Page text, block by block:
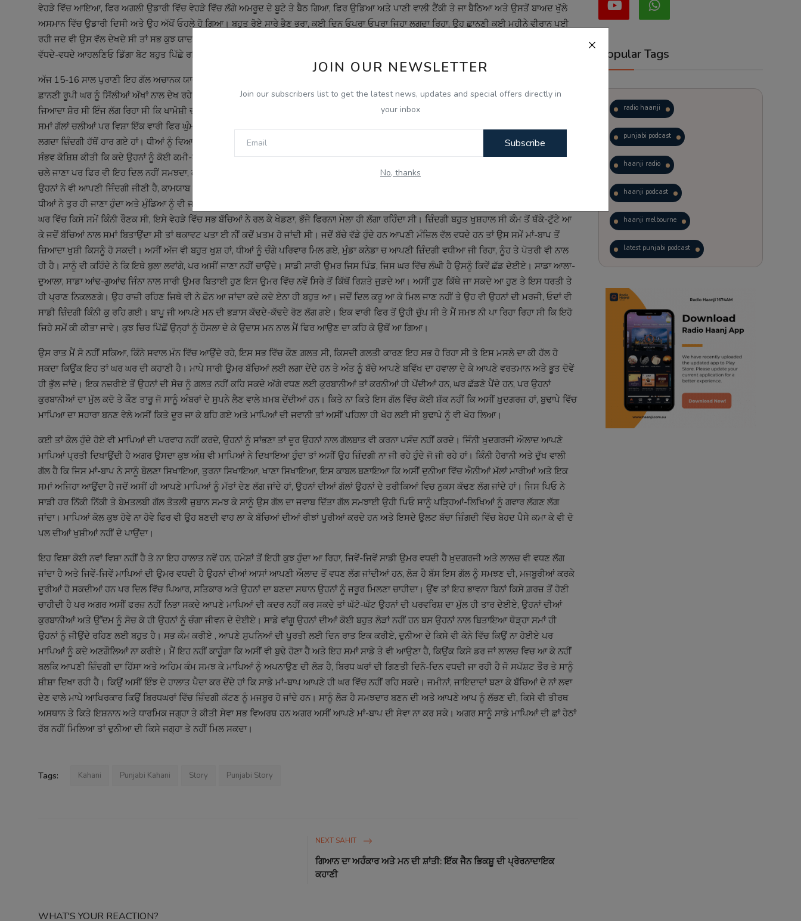
JOIN OUR NEWSLETTER
Join our subscribers list to get the latest news, updates and special offers directly in
your inbox
Subscribe
No, thanks
ਵੇਹੜੇ ਵਿੱਚ ਆਇਆ, ਫਿਰ ਅਗਲੀ ਉਡਾਰੀ ਵਿੱਚ ਵੇਹੜੇ ਵਿੱਚ ਲੱਗੇ ਅਮਰੂਦ ਦੇ ਬੂਟੇ ਤੇ ਬੈਠ ਗਿਆ, ਫਿਰ ਉਡਿਆ ਅਤੇ ਪਾਣੀ ਵਾਲੀ ਟੈਂਕੀ ਤੇ ਜਾ ਬੈਠਿਆ ਅਤੇ ਉਸਤੋਂ ਬਾਅਦ ਖੁੱਲੇ
ਅਸਮਾਨ ਵਿੱਚ ਉਡਾਰੀ ਦਿਸੀ ਅਤੇ ਉਹ ਅੱਖੋਂ ਓਹਲੇ ਹੋ ਗਿਆ। ਬਹੁਤ ਰੋਏ ਸਾਰੇ ਭੈਣ ਭਰਾ, ਕਈ ਦਿਨ ਓਪਰਾ ਓਪਰਾ ਜਿਹਾ ਲਗਦਾ ਰਿਹਾ, ਉਹ ਛਾਨਣੀ ਕਈ ਮਹੀਨੇ ਵੀਰਾਨ ਪਈ
ਰਹੀ ਜਦ ਵੀ ਉਸ ਵੱਲ ਦੇਖਦੇ ਸੀ ਤਾਂ ਸਭ ਕੁਝ ਯਾਦ ਆ ਜਾਂਦਾ ਸੀ ਇਸ ਲਈ ਉਸਨੂੰ ਵੇਖਣਾ ਹੀ ਛੱਡ ਦਿੱਤਾ। ਹੌਲੇ ਹੌਲੇ ਅਸੀਂ ਵੀ ਵੱਡੇ ਹੁੰਦੇ ਗਏ ਅਤੇ ਜ਼ਿੰਦਗੀ ਦੇ ਸਫਰ ਵਿੱਚ ਅੱਗੇ
ਵੱਧਦੇ-ਵਧਦੇ ਆਹਲਣਿਓ ਡਿੱਗਾ ਬੋਟ ਬਹੁਤ ਪਿੱਛੇ ਰਹਿ ਗਿਆ।
ਅੱਜ 15-16 ਸਾਲ ਪੁਰਾਣੀ ਇਹ ਗੱਲ ਅਚਾਨਕ ਯਾਦ ਆ ਗਈ ਜਦੋਂ ਇਕ ਲਾਚਾਰ ਮਾਪੇ ਆਪਣੇ ਬੱਚਿਆਂ ਦੀ ਜ਼ਿੰਦਗੀ ਬਣਾ ਕੇ, ਉਹਨਾਂ ਨੂੰ ਉਡਣਾ ਸਿਖਾ ਕੇ ਵੇਹੜੇ ਵਿੱਚ ਬੈਠੇ ਉਸ
ਛਾਨਣੀ ਰੂਪੀ ਘਰ ਨੂੰ ਸਿੱਲੀਆਂ ਅੱਖਾਂ ਨਾਲ ਦੇਖ ਰਹੇ ਸਨ ਅਤੇ ਭਰੇ ਹੋਏ ਗਲੇ ਨਾਲ ਬਹੁਤ ਕੁਝ ਕਹਿਣਾ ਚਾਉਂਦੇ ਹੋਏ ਵੀ ਖਾਮੋਸ਼ ਸਨ। ਸਭ ਚੁੱਪ ਸਨ ਪਰ ਫਿਰ ਵੀ ਅੰਦਰ ਬਹੁਤ
ਜਿਆਦਾ ਸ਼ੋਰ ਸੀ ਇੰਜ ਲੱਗ ਰਿਹਾ ਸੀ ਕਿ ਖਾਮੋਸ਼ੀ ਦੀਆਂ ਚੀਕਾਂ ਕੰਨਾਂ ਦੇ ਪਰਦੇ ਪਾੜ ਦੇਣਗੀਆਂ। ਫ਼ਿਰ ਮਾਹੌਲ ਬਦਲਣ ਲਈ ਮੈਂ ਇਧਰ-ਉਧਰ ਦੀਆਂ ਗੱਲਾਂ ਛੇੜ ਦਿੱਤੀਆਂ। ਥੋੜਾ
ਸਮਾਂ ਗੱਲਾਂ ਚਲੀਆਂ ਪਰ ਵਿਸ਼ਾ ਇੱਕ ਵਾਰੀ ਫਿਰ ਘੁੰਮ ਕੇ ਉਸ ਸ਼ਾਂਤੀ ਵੱਲ ਚਲਾ ਗਿਆ। ਬਾਪੂ ਜੀ ਬੋਲੇ ਪੁੱਤਰਾ ਜ਼ਿੰਦਗੀ ਦੇ ਇਸ ਮੋੜ ਤੇ ਆ ਕੇ ਲੁੱਟੇ ਜਿਹੇ ਮਹਿਸੂਸ ਕਰ ਰਹੇ ਹਾਂ, ਏਦਾਂ
ਲਗਦਾ ਜ਼ਿੰਦਗੀ ਹੱਥੋਂ ਹਾਰ ਗਏ ਹਾਂ। ਧੀਆਂ ਨੂੰ ਵਿਆਹ ਕੇ ਉਹਨਾਂ ਦੇ ਘਰ ਤੋਰ ਦਿੱਤਾ ਤੇ ਪੁੱਤ ਵਿਦੇਸ਼ ਚਲਾ ਗਿਆ। ਸਾਰੀ ਉਮਰ ਲਗਾ ਦਿੱਤੀ ਉਹਨਾਂ ਦੀ ਜਿੰਦਗੀ ਬਣਾਉਣ ਲਈ, ਹਰ
ਸੰਭਵ ਕੋਸ਼ਿਸ਼ ਕੀਤੀ ਕਿ ਕਦੇ ਉਹਨਾਂ ਨੂੰ ਕੋਈ ਕਮੀ-ਪੇਸ਼ੀ ਨਾ ਰਹੇ। ਚਲੋ ਉਂਞ ਤਾਂ ਸਾਰੇ ਮਾਪੇ ਹੀ ਕਰਦੇ ਹਨ ਅਸੀਂ ਕੁਝ ਵੱਖਰਾ ਨੀ ਕੀਤਾ ਤੇ ਸਾਨੂੰ ਪਤਾ ਵੀ ਸੀ ਕਿ ਇੰਜ ਹੀ ਹੋਣਾ ਸਭ ਨੇ
ਚਲੇ ਜਾਣਾ ਪਰ ਫਿਰ ਵੀ ਇਹ ਦਿਲ ਨਹੀਂ ਸਮਝਦਾ, ਕੱਲਿਆਂ ਨੂੰ ਇਹ ਘਰ ਖਾਣ ਨੂੰ ਆਉਂਦਾ। ਸਾਰਾ ਦਿਨ ਇਕ ਅਜੀਬ ਜਿਹੀ ਚੁੱਪ ਛਾਈ ਰਹਿੰਦੀ ਹੈ। ਅਸੀਂ ਬੱਚਿਆਂ ਨੂੰ ਦੋਸ਼ ਨਹੀਂ ਦੇਂਦੇ
ਉਹਨਾਂ ਨੇ ਵੀ ਆਪਣੀ ਜਿੰਦਗੀ ਜੀਣੀ ਹੈ, ਕਾਮਯਾਬ ਹੋਣ ਹੈ ਘਰ ਵਿੱਚ ਰਹਿ ਕੇ ਸਰਦਾ ਵੀ ਨਹੀਂ, ਪਰ ਸਾਡਾ ਕੱਲਿਆਂ ਦਾ ਵੀ ਉਹਨਾਂ ਤੋਂ ਬਿਨਾਂ ਕੀ ਜੀਣਾ। ਦੁਨੀਆਂ ਦਾ ਦਸਤੂਰ ਆ ਕਿ
ਧੀਆਂ ਨੇ ਤੁਰ ਹੀ ਜਾਣਾ ਹੁੰਦਾ ਅਤੇ ਮੁੰਡਿਆ ਨੂੰ ਵੀ ਜਾਣਾ ਪੈਂਦਾ ਕੰਮਾਂ-ਕਾਰਾਂ ਲਈ। ਇਹ ਕੋਈ ਨਵੀਂ ਗੱਲ ਨਹੀਂ ਹੈ ਜੋ ਸਾਡੇ ਨਾਲ ਹੋਈ ਹੈ। ਪਰ ਪੁੱਤਰਾ ਯਾਦ ਬਹੁਤ ਆਉਂਦੀ ਐ, ਇਸ
ਘਰ ਵਿੱਚ ਕਿਸੇ ਸਮੇਂ ਕਿੰਨੀ ਰੌਣਕ ਸੀ, ਇਸੇ ਵੇਹੜੇ ਵਿੱਚ ਸਭ ਬੱਚਿਆਂ ਨੇ ਰਲ ਕੇ ਖੇਡਣਾ, ਭੱਜੇ ਫਿਰਨਾ! ਮੇਲਾ ਹੀ ਲੱਗਾ ਰਹਿੰਦਾ ਸੀ। ਜ਼ਿੰਦਗੀ ਬਹੁਤ ਖੁਸ਼ਹਾਲ ਸੀ ਕੰਮ ਤੋਂ ਥੱਕੇ-ਟੁੱਟੇ ਆ
ਕੇ ਜਦੋਂ ਬੱਚਿਆਂ ਨਾਲ ਸਮਾਂ ਬਿਤਾਉਂਦਾ ਸੀ ਤਾਂ ਥਕਾਵਟ ਪਤਾ ਈ ਨੀਂ ਕਦੋਂ ਖ਼ਤਮ ਹੋ ਜਾਂਦੀ ਸੀ। ਜਦੋਂ ਬੱਚੇ ਵੱਡੇ ਹੁੰਦੇ ਹਨ ਆਪਣੀ ਮੰਜ਼ਿਲ ਵੱਲ ਵਧਦੇ ਹਨ ਤਾਂ ਉਸ ਸਮੇਂ ਮਾਂ-ਬਾਪ ਤੋਂ
ਜ਼ਿਆਦਾ ਖੁਸ਼ੀ ਕਿਸਨੂੰ ਹੋ ਸਕਦੀ। ਅਸੀਂ ਅੱਜ ਵੀ ਬਹੁਤ ਖੁਸ਼ ਹਾਂ, ਧੀਆਂ ਨੂੰ ਚੰਗੇ ਪਰਿਵਾਰ ਮਿਲ ਗਏ, ਮੁੰਡਾ ਕਨੇਡਾ ਚ ਆਪਣੀ ਜ਼ਿੰਦਗੀ ਵਧੀਆ ਜੀ ਰਿਹਾ, ਨੂੰਹ ਤੇ ਪੋਤਰੀ ਵੀ ਨਾਲ
ਹੀ ਹੈ। ਸਾਨੂੰ ਵੀ ਕਹਿੰਦੇ ਨੇ ਕਿ ਇਥੇ ਬੁਲਾ ਲਵਾਂਗੇ, ਪਰ ਅਸੀਂ ਜਾਣਾ ਨਹੀਂ ਚਾਉਂਦੇ। ਸਾਡੀ ਸਾਰੀ ਉਮਰ ਜਿਸ ਪਿੰਡ, ਜਿਸ ਘਰ ਵਿੱਚ ਲੰਘੀ ਹੈ ਉਸਨੂੰ ਕਿਵੇਂ ਛੱਡ ਦੇਈਏ। ਸਾਡਾ ਆਲਾ-
ਦੁਆਲਾ, ਸਾਡਾ ਆਂਢ-ਗੁਆਂਢ ਜਿੰਨਾ ਨਾਲ ਸਾਰੀ ਉਮਰ ਬਿਤਾਈ ਹੁਣ ਇਸ ਉਮਰ ਵਿੱਚ ਨਵੇਂ ਸਿਰੇ ਤੋਂ ਕਿੱਥੋਂ ਰਿਸ਼ਤੇ ਜੁੜਦੇ ਆ। ਅਸੀਂ ਹੁਣ ਕਿੱਥੇ ਜਾ ਸਕਦੇ ਆ ਹੁਣ ਤੇ ਇਸ ਧਰਤੀ ਤੇ
ਹੀ ਪ੍ਰਾਣ ਨਿਕਲਣਗੇ। ਉਹ ਰਾਜ਼ੀ ਰਹਿਣ ਜਿਥੇ ਵੀ ਨੇ ਫ਼ੋਨ ਆ ਜਾਂਦਾ ਕਦੇ ਕਦੇ ਏਨਾ ਹੀ ਬਹੁਤ ਆ। ਜਦੋਂ ਦਿਲ ਕਰੂ ਆ ਕੇ ਮਿਲ ਜਾਣ ਨਹੀਂ ਤੇ ਉਹ ਵੀ ਉਹਨਾਂ ਦੀ ਮਰਜੀ, ਓਦਾਂ ਵੀ
ਸਾਡੀ ਜ਼ਿੰਦਗੀ ਕਿੰਨੀ ਕੁ ਰਹਿ ਗਈ। ਬਾਪੂ ਜੀ ਆਪਣੇ ਮਨ ਦੀ ਭੜਾਸ ਕੱਢਦੇ-ਕੱਢਦੇ ਰੋਣ ਲੱਗ ਗਏ। ਇਕ ਵਾਰੀ ਫਿਰ ਤੋਂ ਉਹੀ ਚੁੱਪ ਸੀ ਤੇ ਮੈਂ ਸਮਝ ਨੀ ਪਾ ਰਿਹਾ ਰਿਹਾ ਸੀ ਕਿ ਇਹੋ
ਜਿਹੇ ਸਮੇਂ ਕੀ ਕੀਤਾ ਜਾਵੇ। ਕੁਝ ਚਿਰ ਪਿੱਛੋਂ ਉਨ੍ਹਾਂ ਨੂੰ ਹੌਸਲਾ ਦੇ ਕੇ ਉਦਾਸ ਮਨ ਨਾਲ ਮੈਂ ਫਿਰ ਆਉਣ ਦਾ ਕਹਿ ਕੇ ਉਥੋਂ ਆ ਗਿਆ।
ਉਸ ਰਾਤ ਮੈਂ ਸੋ ਨਹੀਂ ਸਕਿਆ, ਕਿੰਨੇ ਸਵਾਲ ਮੰਨ ਵਿੱਚ ਆਉਂਦੇ ਰਹੇ, ਇਸ ਸਭ ਵਿੱਚ ਕੌਣ ਗ਼ਲਤ ਸੀ, ਕਿਸਦੀ ਗਲਤੀ ਕਾਰਣ ਇਹ ਸਭ ਹੋ ਰਿਹਾ ਸੀ ਤੇ ਇਸ ਮਸਲੇ ਦਾ ਕੀ ਹੱਲ ਹੋ
ਸਕਦਾ ਕਿਉਂਕ ਇਹ ਤਾਂ ਘਰ ਘਰ ਦੀ ਕਹਾਣੀ ਹੈ। ਮਾਪੇ ਸਾਰੀ ਉਮਰ ਬੱਚਿਆਂ ਲਈ ਲਗਾ ਦੇਂਦੇ ਹਨ ਤੇ ਅੰਤ ਨੂੰ ਬੱਚੇ ਆਪਣੇ ਬਵਿੱਖ ਦਾ ਹਵਾਲਾ ਦੇ ਕੇ ਆਪਣੇ ਵਰਤਮਾਨ ਅਤੇ ਭੂਤ ਦੋਵੇਂ
ਹੀ ਭੁੱਲ ਜਾਂਦੇ। ਇਕ ਨਜ਼ਰੀਏ ਤੋਂ ਉਹਨਾਂ ਦੀ ਸੋਚ ਨੂੰ ਗ਼ਲਤ ਨਹੀਂ ਕਹਿ ਸਕਦੇ ਅੱਗੇ ਵਧਣ ਲਈ ਕੁਰਬਾਨੀਆਂ ਤਾਂ ਕਰਨੀਆਂ ਹੀ ਪੇਂਦੀਆਂ ਹਨ, ਘਰ ਛੱਡਣੇ ਪੈਂਦੇ ਹਨ, ਪਰ ਉਹਨਾਂ
ਕੁਰਬਾਨੀਆਂ ਦਾ ਮੁੱਲ ਕਦੋ ਤੇ ਕੌਣ ਤਾਰੂ ਜੋ ਸਾਨੂੰ ਅੰਬਰਾਂ ਦੇ ਸੁਪਨੇ ਲੈਣ ਵਾਲੇ ਖ਼ਮਬ ਦੇਂਦੀਆਂ ਹਨ। ਕਿਤੇ ਨਾ ਕਿਤੇ ਇਸ ਗੱਲ ਵਿੱਚ ਕੋਈ ਸ਼ੱਕ ਨਹੀਂ ਕਿ ਅਸੀਂ ਖ਼ੁਦਗਰਜ਼ ਹਾਂ, ਬੁਢਾਪੇ ਵਿੱਚ
ਮਾਪਿਆ ਦਾ ਸਹਾਰਾ ਬਨਣ ਵੇਲੇ ਅਸੀਂ ਕਿਤੇ ਦੂਰ ਜਾ ਕੇ ਬਹਿ ਗਏ ਅਤੇ ਮਾਪਿਆਂ ਦੀ ਜਵਾਨੀ ਤਾਂ ਅਸੀਂ ਪਹਿਲਾ ਹੀ ਖੋਹ ਲਈ ਸੀ ਬੁਢਾਪੇ ਨੂੰ ਵੀ ਖੋਹ ਲਿਆ।
ਕਈ ਤਾਂ ਕੋਲ ਹੁੰਦੇ ਹੋਏ ਵੀ ਮਾਪਿਆਂ ਦੀ ਪਰਵਾਹ ਨਹੀਂ ਕਰਦੇ, ਉਹਨਾਂ ਨੂੰ ਸਾਂਭਣਾ ਤਾਂ ਦੂਰ ਉਹਨਾਂ ਨਾਲ ਗੱਲਬਾਤ ਵੀ ਕਰਨਾ ਪਸੰਦ ਨਹੀਂ ਕਰਦੇ। ਜਿੰਨੀ ਖ਼ੁਦਗਰਜੀ ਔਲਾਦ ਆਪਣੇ
ਮਾਪਿਆਂ ਪ੍ਰਤੀ ਦਿਖਾਉਂਦੀ ਹੈ ਅਗਰ ਉਸਦਾ ਕੁਝ ਅੰਸ਼ ਵੀ ਮਾਪਿਆਂ ਨੇ ਦਿਖਾਇਆ ਹੁੰਦਾ ਤਾਂ ਅਸੀਂ ਉਹ ਜ਼ਿੰਦਗੀ ਨਾ ਜੀ ਰਹੇ ਹੁੰਦੇ ਜੋ ਜੀ ਰਹੇ ਹਾਂ। ਕਿੰਨੀ ਹੈਰਾਨੀ ਅਤੇ ਦੁੱਖ ਵਾਲੀ
ਗੱਲ ਹੈ ਕਿ ਜਿਸ ਮਾਂ-ਬਾਪ ਨੇ ਸਾਨੂੰ ਬੋਲਣਾ ਸਿਖਾਇਆ, ਤੁਰਨਾ ਸਿਖਾਇਆ, ਖਾਣਾ ਸਿਖਾਇਆ, ਇਸ ਕਾਬਲ ਬਣਾਇਆ ਕਿ ਅਸੀਂ ਦੁਨੀਆ ਵਿੱਚ ਐਨੀਆਂ ਮੱਲਾਂ ਮਾਰੀਆਂ ਅਤੇ ਇਕ
ਸਮਾਂ ਅਜਿਹਾ ਆਉਂਦਾ ਹੈ ਜਦੋਂ ਅਸੀਂ ਹੀ ਆਪਣੇ ਮਾਪਿਆਂ ਨੂੰ ਮੱਤਾਂ ਦੇਣ ਲੱਗ ਜਾਂਦੇ ਹਾਂ, ਉਹਨਾਂ ਦੀਆਂ ਗੱਲਾਂ ਉਹਨਾਂ ਦੇ ਤਰੀਕਿਆਂ ਵਿਚ ਨੁਕਸ ਕੱਢਣ ਲੱਗ ਜਾਂਦੇ ਹਾਂ। ਜਿਸ ਪਿਓ ਨੇ
ਸਾਡੀ ਹਰ ਨਿੱਕੀ ਨਿੱਕੀ ਤੇ ਬੇਮਤਲਬੀ ਗੱਲ ਤੋਤਲੀ ਜ਼ੁਬਾਨ ਸਮਝ ਕੇ ਸਾਨੂੰ ਉਸ ਗੱਲ ਦਾ ਜਵਾਬ ਦਿੱਤਾ ਗੱਲ ਸਮਝਾਈ ਉਹੀ ਪਿਓ ਸਾਨੂੰ ਪੜ੍ਹਿਆਂ-ਲਿਖਿਆਂ ਨੂੰ ਗਵਾਰ ਲੱਗਣ ਲੱਗ
ਜਾਂਦਾ। ਮਾਪਿਆਂ ਕੋਲ ਕੁਝ ਹੋਵੇ ਨਾ ਹੋਵੇ ਫਿਰ ਵੀ ਉਹ ਬਣਦੀ ਵਾਹ ਲਾ ਕੇ ਬੱਚਿਆਂ ਦੀਆਂ ਰੀਝਾਂ ਪੂਰੀਆਂ ਕਰਦੇ ਹਨ ਅਤੇ ਇਸਦੇ ਉਲਟ ਬੱਚਾ ਜ਼ਿੰਗਦੀ ਵਿੱਚ ਬੇਹਦ ਪੈਸੇ ਕਮਾ ਕੇ ਵੀ ਦੋ
ਪਲ ਦੀਆਂ ਖੁਸ਼ੀਆਂ ਨਹੀਂ ਦੇ ਪਾਉਂਦਾ।
ਇਹ ਵਿਸ਼ਾ ਕੋਈ ਨਵਾਂ ਵਿਸ਼ਾ ਨਹੀਂ ਹੈ ਤੇ ਨਾ ਇਹ ਹਾਲਾਤ ਨਵੇਂ ਹਨ, ਹਮੇਸ਼ਾਂ ਤੋਂ ਇਹੀ ਕੁਝ ਹੁੰਦਾ ਆ ਰਿਹਾ, ਜਿਵੇਂ-ਜਿਵੇਂ ਸਾਡੀ ਉਮਰ ਵਧਦੀ ਹੈ ਖ਼ੁਦਗਰਜੀ ਅਤੇ ਲਾਲਚ ਵੀ ਵਧਣ ਲੱਗ
ਜਾਂਦਾ ਹੈ ਅਤੇ ਜਿਵੇਂ-ਜਿਵੇਂ ਮਾਪਿਆਂ ਦੀ ਉਮਰ ਵਧਦੀ ਹੈ ਉਹਨਾਂ ਦੀਆਂ ਆਸਾਂ ਆਪਣੀ ਔਲਾਦ ਤੋਂ ਵਧਣ ਲੱਗ ਜਾਂਦੀਆਂ ਹਨ, ਲੋੜ ਹੈ ਬੱਸ ਇਸ ਗੱਲ ਨੂੰ ਸਮਝਣ ਦੀ, ਮਜਬੂਰੀਆਂ ਕਰਕੇ
ਦੂਰੀਆਂ ਹੋ ਸਕਦੀਆਂ ਹਨ ਪਰ ਦਿਲ ਵਿੱਚ ਪਿਆਰ, ਸਤਿਕਾਰ ਅਤੇ ਉਹਨਾਂ ਦਾ ਬਣਦਾ ਸਥਾਨ ਉਹਨਾਂ ਨੂੰ ਜਰੂਰ ਮਿਲਣਾ ਚਾਹੀਦਾ। ਉਂਞ ਤਾਂ ਇਹ ਭਾਵਨਾ ਬਿਨਾਂ ਕਿਸੇ ਗ਼ਰਜ਼ ਤੋਂ ਹੋਣੀ
ਚਾਹੀਦੀ ਹੈ ਪਰ ਅਗਰ ਅਸੀਂ ਫਰਜ਼ ਨਹੀਂ ਨਿਭਾ ਸਕਦੇ ਆਪਣੇ ਮਾਪਿਆਂ ਦੀ ਕਦਰ ਨਹੀਂ ਕਰ ਸਕਦੇ ਤਾਂ ਘੱਟੋ-ਘੱਟ ਉਹਨਾਂ ਦੀ ਪਰਵਰਿਸ਼ ਦਾ ਮੁੱਲ ਹੀ ਤਾਰ ਦੇਈਏ, ਉਹਨਾਂ ਦੀਆਂ
ਕੁਰਬਾਨੀਆਂ ਅਤੇ ਉੱਦਮ ਨੂੰ ਸੋਚ ਕੇ ਹੀ ਉਹਨਾਂ ਨੂੰ ਚੰਗਾ ਜੀਵਨ ਦੇ ਦੇਈਏ। ਸਾਡੇ ਵਾਂਗੂ ਉਹਨਾਂ ਦੀਆਂ ਕੋਈ ਬਹੁਤ ਲੋੜਾਂ ਨਹੀਂ ਹਨ ਬਸ ਉਹਨਾਂ ਨਾਲ ਬਿਤਾਇਆ ਥੋੜ੍ਹਾ ਸਮਾਂ ਹੀ
ਉਹਨਾਂ ਨੂੰ ਜੀਉਂਦੇ ਰਹਿਣ ਲਈ ਬਹੁਤ ਹੈ। ਸਭ ਕੰਮ ਕਰੀਏ , ਆਪਣੇ ਸੁਪਨਿਆਂ ਦੀ ਪੂਰਤੀ ਲਈ ਦਿਨ ਰਾਤ ਇਕ ਕਰੀਏ, ਦੁਨੀਆ ਦੇ ਕਿਸੇ ਵੀ ਕੋਨੇ ਵਿੱਚ ਕਿਉਂ ਨਾ ਹੋਈਏ ਪਰ
ਮਾਪਿਆਂ ਨੂੰ ਕਦੇ ਅਣਗੌਲਿਆਂ ਨਾ ਕਰੀਏ। ਮੈਂ ਇਹ ਨਹੀਂ ਕਾਹੂੰਗਾ ਕਿ ਅਸੀਂ ਵੀ ਬੁਢੇ ਹੋਣਾ ਹੈ ਅਤੇ ਇਹ ਸਮਾਂ ਸਾਡੇ ਤੇ ਵੀ ਆਉਣਾ ਹੈ, ਕਿਉਂਕ ਕਿਸੇ ਡਰ ਜਾਂ ਲਾਲਚ ਵਿਚ ਆ ਕੇ ਨਹੀਂ
ਬਲਕਿ ਆਪਣੀ ਜ਼ਿੰਦਗੀ ਦਾ ਹਿੱਸਾ ਅਤੇ ਅਹਿਮ ਕੰਮ ਸਮਝ ਕੇ ਮਾਪਿਆਂ ਨੂੰ ਅਪਨਾਉਣ ਦੀ ਲੋੜ ਹੈ, ਬਿਰਧ ਘਰਾਂ ਦੀ ਗਿਣਤੀ ਦਿਨੋ-ਦਿਨ ਵਧਦੀ ਜਾ ਰਹੀ ਹੈ ਜੋ ਸਪੱਸ਼ਟ ਤੌਰ ਤੇ ਸਾਨੂੰ
ਸ਼ੀਸ਼ਾ ਦਿਖਾ ਰਹੀ ਹੈ। ਕਿਉਂ ਅਸੀਂ ਇੰਝ ਦੇ ਹਾਲਾਤ ਪੈਦਾ ਕਰ ਦੇਂਦੇ ਹਾਂ ਕਿ ਸਾਡੇ ਮਾਂ-ਬਾਪ ਆਪਣੇ ਹੀ ਘਰ ਵਿੱਚ ਨਹੀਂ ਰਹਿ ਸਕਦੇ। ਜਮੀਨਾਂ, ਜਾਇਦਾਦਾਂ ਬਣਾ ਕੇ ਬੱਚਿਆਂ ਦੇ ਨਾਂ ਲਵਾ
ਦੇਣ ਵਾਲੇ ਮਾਪੇ ਆਖਿਰਕਾਰ ਕਿਉਂ ਬਿਰਧਘਰਾਂ ਵਿੱਚ ਜ਼ਿੰਦਗੀ ਕੱਟਣ ਨੂੰ ਮਜਬੂਰ ਹੋ ਜਾਂਦੇ ਹਨ। ਸਾਨੂੰ ਲੋੜ ਹੈ ਸਮਝਦਾਰ ਬਣਨ ਦੀ ਅਤੇ ਆਪਣੇ ਆਪ ਨੂੰ ਲੱਭਣ ਦੀ, ਕਿਸੇ ਵੀ ਤੀਰਥ
ਅਸਥਾਨ ਤੇ ਕਿਤੇ ਇਸ਼ਨਾਨ ਅਤੇ ਧਾਰਮਿਕ ਜਗ੍ਹਾ ਤੇ ਕੀਤੀ ਸੇਵਾ ਸਭ ਵਿਅਰਥ ਹਨ ਅਗਰ ਅਸੀਂ ਆਪਣੇ ਮਾਂ-ਬਾਪ ਦੀ ਸੇਵਾ ਨਾ ਕਰ ਸਕੇ। ਅਗਰ ਸਾਨੂੰ ਸਾਡੇ ਮਾਪਿਆਂ ਦੀ ਛਾਂ ਹੇਠਾਂ
ਰੱਬ ਨਹੀਂ ਮਿਲਿਆ ਤਾਂ ਦੁਨੀਆ ਦੀ ਕਿਸੇ ਜਗ੍ਹਾ ਤੇ ਨਹੀਂ ਮਿਲ ਸਕਦਾ।
Tags: Kahani Punjabi Kahani Story Punjabi Story
NEXT SAHIT
ਗਿਆਨ ਦਾ ਅਹੰਕਾਰ ਅਤੇ ਮਨ ਦੀ ਸ਼ਾਂਤੀ: ਇੱਕ ਜੈਨ ਭਿਕਸ਼ੂ ਦੀ ਪ੍ਰੇਰਨਾਦਾਇਕ
ਕਹਾਣੀ
WHAT'S YOUR REACTION?
Popular Tags
radio haanji
punjabi podcast
haanji radio
haanji podcast
haanji melbourne
latest punjabi podcast
trending punjabi podcast
ranjodh singh
radio haanji updates
punjabi podcast australia
punjabi kahani